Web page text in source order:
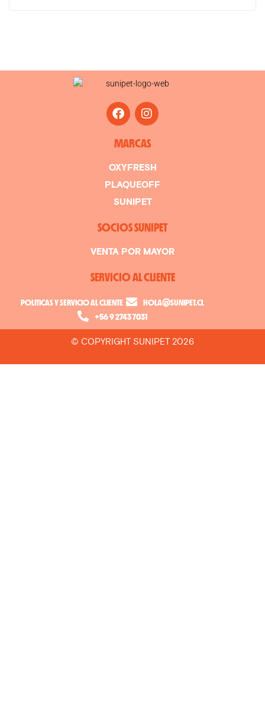
MARCAS
OXYFRESH
PLAQUEOFF
SUNIPET
SOCIOS SUNIPET
VENTA POR MAYOR
SERVICIO AL CLIENTE
POLITICAS Y SERVICIO AL CLIENTE
HOLA@SUNIPET.CL
+56 9 2743 7031
© COPYRIGHT SUNIPET 2026